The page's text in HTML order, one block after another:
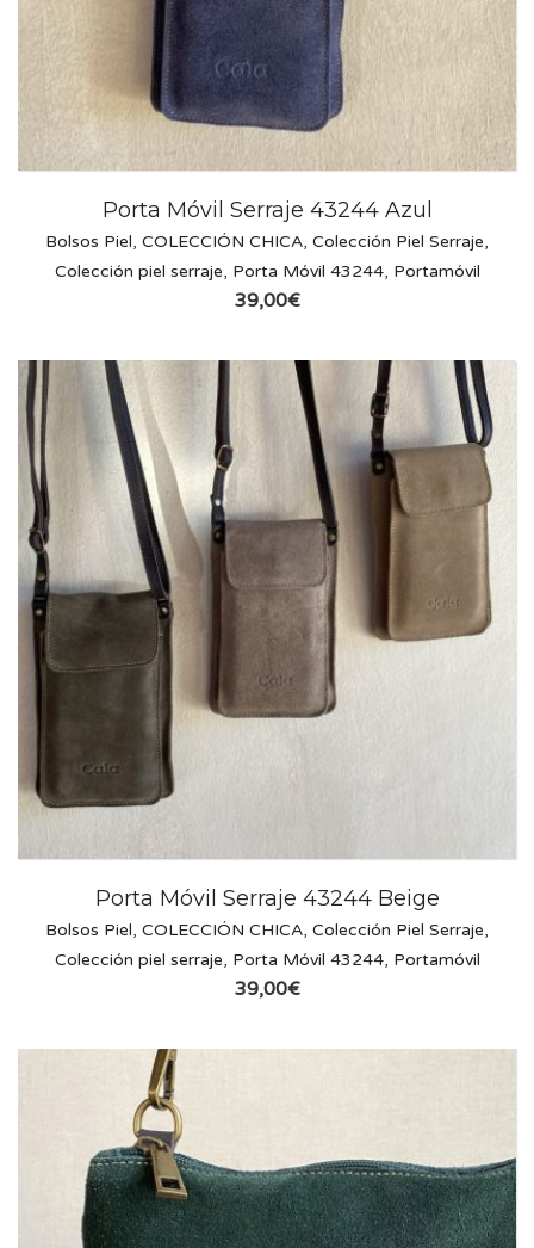
Porta Móvil Serraje 43244 Azul
Bolsos Piel, COLECCIÓN CHICA, Colección Piel Serraje,
Colección piel serraje, Porta Móvil 43244, Portamóvil
39,00€
Porta Móvil Serraje 43244 Beige
Bolsos Piel, COLECCIÓN CHICA, Colección Piel Serraje,
Colección piel serraje, Porta Móvil 43244, Portamóvil
39,00€